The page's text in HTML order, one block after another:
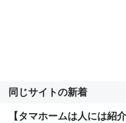
同じサイトの新着
【タマホームは人には紹